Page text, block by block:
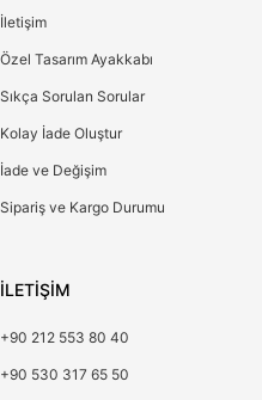
İletişim
Özel Tasarım Ayakkabı
Sıkça Sorulan Sorular
Kolay İade Oluştur
İade ve Değişim
Sipariş ve Kargo Durumu
İLETİŞİM
+90 212 553 80 40
+90 530 317 65 50